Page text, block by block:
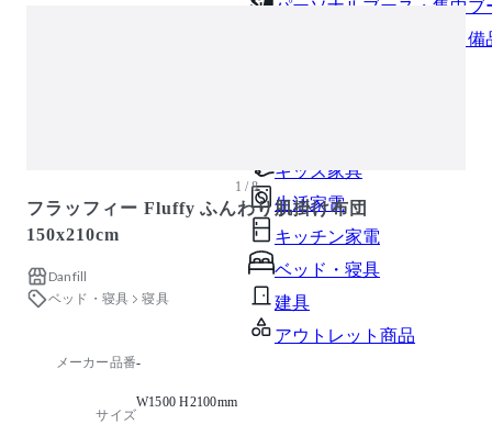
パーソナルブース・集中ブ
オフィスアクセサリー・備
キッズ家具
生活家電
キッチン家電
ベッド・寝具
建具
アウトレット商品
1 / 8
フラッフィー Fluffy ふんわり肌掛け布団
150x210cm
Danfill
ベッド・寝具
寝具
メーカー品番-
サイズ
W1500 H2100mm